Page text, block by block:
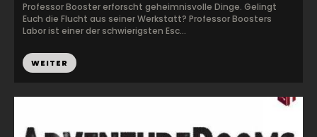
Professor Booster erforscht geheimnisvolle Dinge. Gelingt
Euch die Flucht aus seiner Werkstatt? Professor Boosters
Labor ist einer der schwierigsten Esc...
WEITER